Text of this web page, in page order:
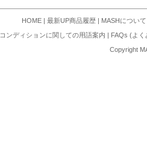
HOME | 最新UP商品履歴 | MASHについて
コンディションに関しての用語案内 | FAQs (よ
Copyright